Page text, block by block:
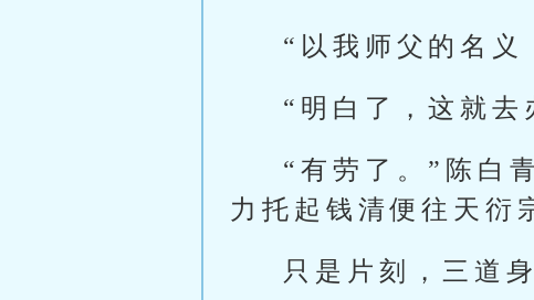
“以我师父的名义
“明白了，这就去
“有劳了。”陈白
力托起钱清便往天衍
只是片刻，三道